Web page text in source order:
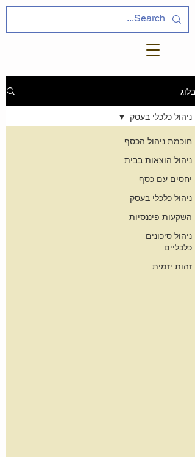
הבלוג
חוכמת ניהול הכסף
ניהול הוצאות בבית
יחסים עם כסף
ניהול כלכלי בעסק
השקעות פיננסיות
ניהול סיכונים
כלכליים
זהות יזמית
ניהול כלכלי בעסק